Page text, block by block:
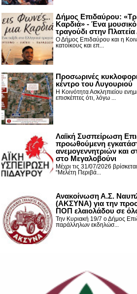
Δήμος Επιδαύρου:
Καρδιά» - Ένα μουσικό
τραγούδι στην
Ο Δήμος Επιδαύρου και η
κατοίκους και επ...
Προσωρινές
κέντρο του Λυγουριού
Η Κοινότητα Ασκληπιείου
επισκέπτες ότι, λόγω ...
Λαϊκή Συσπείρωση
προωθούμενη
ανεμογεννητριών και
στο Μεγαλοβούνι
Μέχρι τις 31/07/2026
“Μελέτη Περιβά...
Ανακοίνωση Α.Σ.
(ΑΚΣΥΝΑ) για την
ΠΟΠ ελαιολάδου σε
Την Κυριακή 19/7 ο Δήμος
παράλληλων εκδηλώσ...